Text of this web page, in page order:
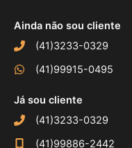
Ainda não sou cliente
(41)3233-0329
(41)99915-0495
Já sou cliente
(41)3233-0329
(41)99886-2442